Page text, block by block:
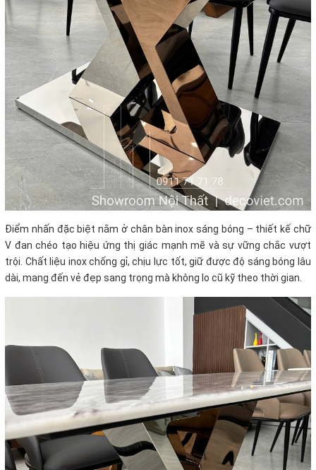
Điểm nhấn đặc biệt nằm ở chân bàn inox sáng bóng – thiết kế chữ
V đan chéo tạo hiệu ứng thị giác mạnh mẽ và sự vững chắc vượt
trội. Chất liệu inox chống gỉ, chịu lực tốt, giữ được độ sáng bóng lâu
dài, mang đến vẻ đẹp sang trọng mà không lo cũ kỹ theo thời gian.